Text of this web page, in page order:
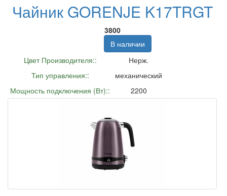
Чайник GORENJE K17TRGT
3800
В наличии
Цвет Производителя::
Нерж.
Тип управления::
механический
Мощность подключения (Вт)::
2200